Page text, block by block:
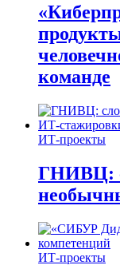
команде
ИТ-проекты
ГНИВЦ:
ИТ-проекты